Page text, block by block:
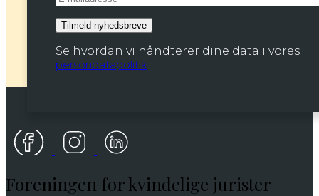
Se hvordan vi håndterer dine data i vores
persondatapolitik.
Foreningen for kvindelige jurister